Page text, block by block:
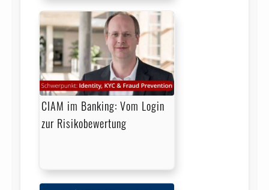
CIAM im Banking: Vom Login
zur Risikobewertung